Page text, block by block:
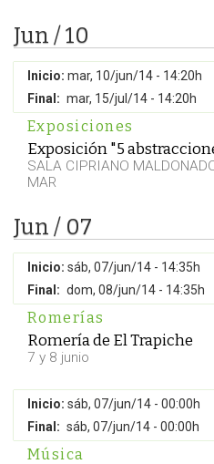
Jun / 10
Inicio: mar, 10/jun/14 - 14:20h
Final: mar, 15/jul/14 - 14:20h
Exposiciones
Exposición "5
SALA CIPRIANO
MAR
Jun / 07
Inicio: sáb, 07/jun/14 - 14:35h
Final: dom, 08/jun/14 - 14:35h
Romerías
Romería de El Trapiche
7 y 8 junio
Inicio: sáb, 07/jun/14 - 00:00h
Final: sáb, 07/jun/14 - 00:00h
Música